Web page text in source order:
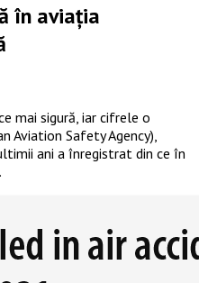
în aviația
mai sigură, iar cifrele o
Aviation Safety Agency),
ani a înregistrat din ce în